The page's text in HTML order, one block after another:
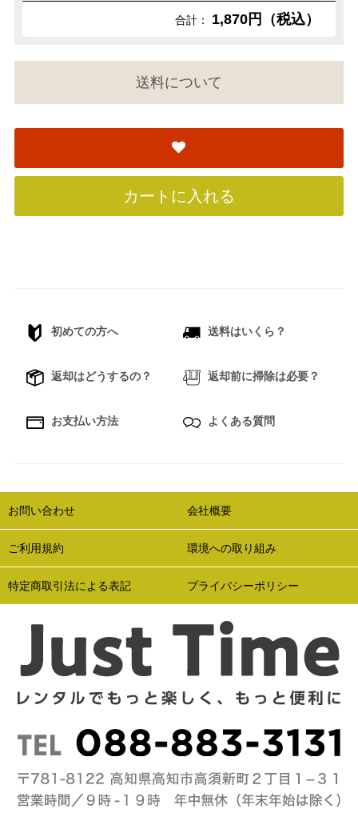
合計： 1,870円（税込）
送料について
カートに入れる
初めての方へ 送料はいくら？
返却はどうするの？ 返却前に掃除は必要？
お支払い方法 よくある質問
お問い合わせ 会社概要
ご利用規約 環境への取り組み
特定商取引法による表記 プライバシーポリシー